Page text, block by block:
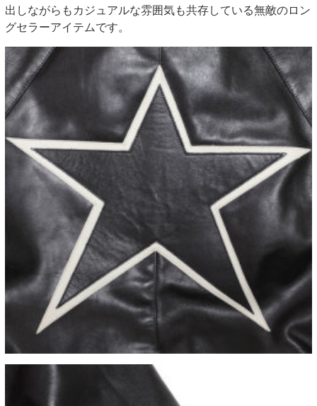
出しながらもカジュアルな雰囲気も共存している無敵のロン
グセラーアイテムです。